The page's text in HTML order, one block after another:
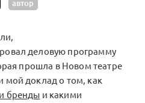
автор
деловую программу
прошла в Новом театре
мой доклад о том, как
бренды и какими